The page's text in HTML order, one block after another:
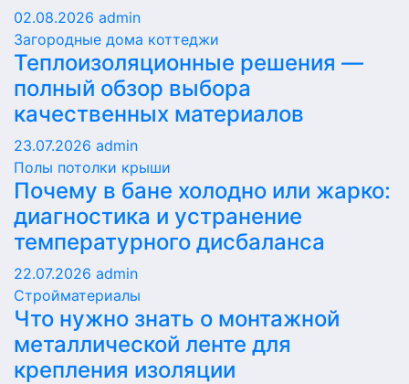
02.08.2026 admin
Загородные дома коттеджи
Теплоизоляционные решения —
полный обзор выбора
качественных материалов
23.07.2026 admin
Полы потолки крыши
Почему в бане холодно или жарко:
диагностика и устранение
температурного дисбаланса
22.07.2026 admin
Стройматериалы
Что нужно знать о монтажной
металлической ленте для
крепления изоляции